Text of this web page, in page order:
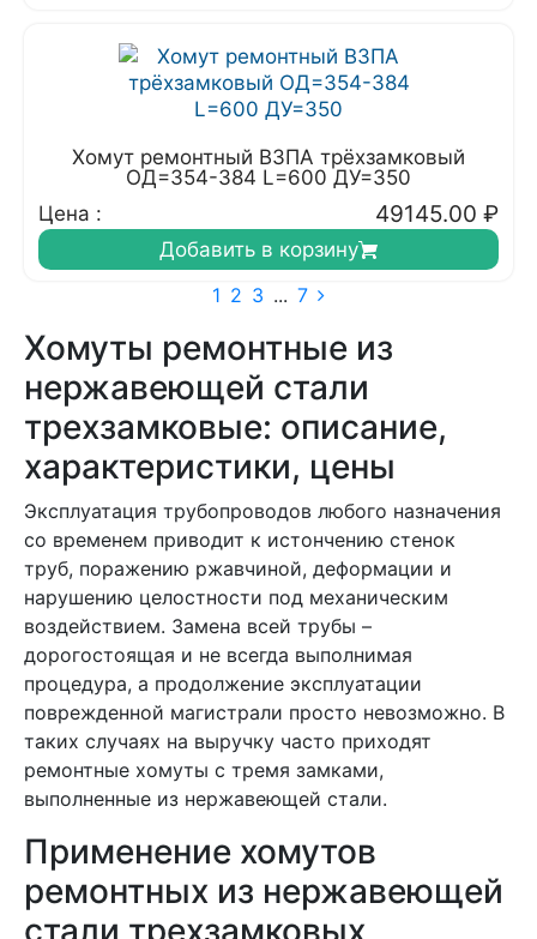
Хомут ремонтный ВЗПА трёхзамковый
ОД=354-384 L=600 ДУ=350
Цена :
49145.00 ₽
Добавить в корзину
1 2 3 ... 7
Хомуты ремонтные из
нержавеющей стали
трехзамковые: описание,
характеристики, цены
Эксплуатация трубопроводов любого назначения
со временем приводит к истончению стенок
труб, поражению ржавчиной, деформации и
нарушению целостности под механическим
воздействием. Замена всей трубы –
дорогостоящая и не всегда выполнимая
процедура, а продолжение эксплуатации
поврежденной магистрали просто невозможно. В
таких случаях на выручку часто приходят
ремонтные хомуты с тремя замками,
выполненные из нержавеющей стали.
Применение хомутов
ремонтных из нержавеющей
стали трехзамковых